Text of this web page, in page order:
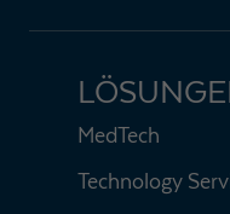
MedTech
Technology